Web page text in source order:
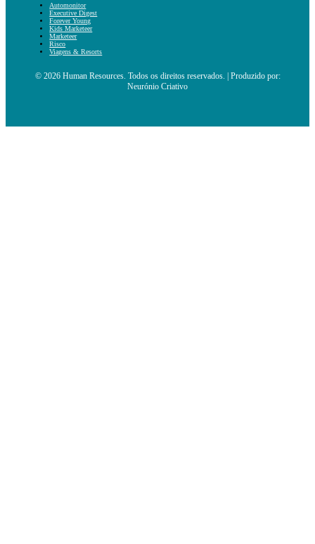
Automonitor
Executive Digest
Forever Young
Kids Marketeer
Marketeer
Risco
Viagens & Resorts
© 2026 Human Resources. Todos os direitos reservados. | Produzido por:
Neurónio Criativo